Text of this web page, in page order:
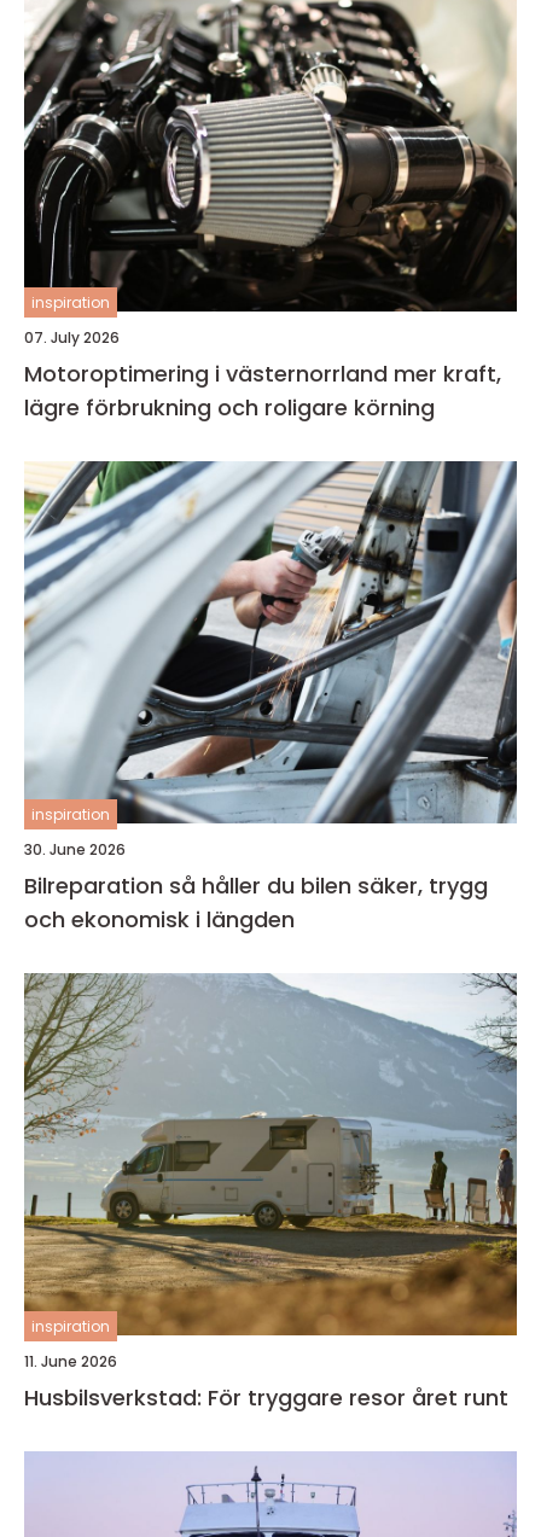
inspiration
07. July 2026
Motoroptimering i västernorrland mer kraft,
lägre förbrukning och roligare körning
inspiration
30. June 2026
Bilreparation så håller du bilen säker, trygg
och ekonomisk i längden
inspiration
11. June 2026
Husbilsverkstad: För tryggare resor året runt